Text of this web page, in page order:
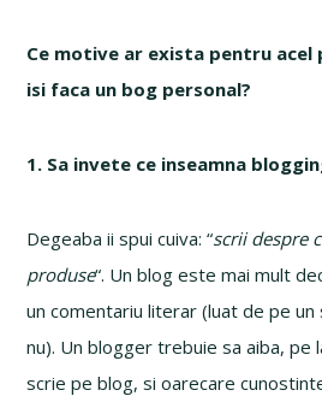
Ce motive ar exista pentru
isi faca un bog personal?
1. Sa invete ce inseamna
Degeaba ii spui cuiva: “scrii despre
produse“. Un blog este mai mult
un comentariu literar (luat de pe
nu). Un blogger trebuie sa aiba, pe
scrie pe blog, si oarecare